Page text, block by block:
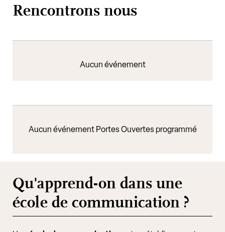
Rencontrons nous
Aucun événement
Aucun événement Portes Ouvertes programmé
Qu'apprend-on dans une
école de communication ?